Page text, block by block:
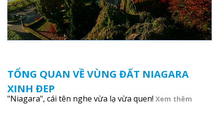
TỔNG QUAN VỀ VÙNG ĐẤT NIAGARA
XINH ĐẸP
"Niagara", cái tên nghe vừa lạ vừa quen! Xem thêm